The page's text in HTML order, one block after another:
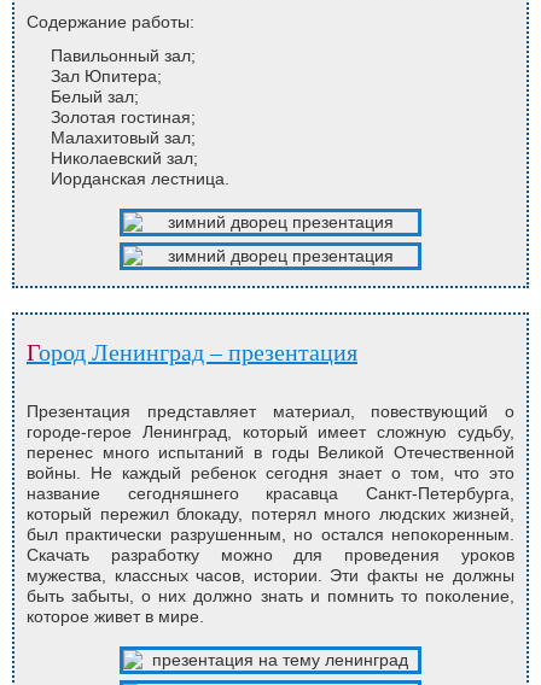
Содержание работы:
Павильонный зал;
Зал Юпитера;
Белый зал;
Золотая гостиная;
Малахитовый зал;
Николаевский зал;
Иорданская лестница.
Город Ленинград – презентация
Презентация представляет материал, повествующий о
городе-герое Ленинград, который имеет сложную судьбу,
перенес много испытаний в годы Великой Отечественной
войны. Не каждый ребенок сегодня знает о том, что это
название сегодняшнего красавца Санкт-Петербурга,
который пережил блокаду, потерял много людских жизней,
был практически разрушенным, но остался непокоренным.
Скачать разработку можно для проведения уроков
мужества, классных часов, истории. Эти факты не должны
быть забыты, о них должно знать и помнить то поколение,
которое живет в мире.